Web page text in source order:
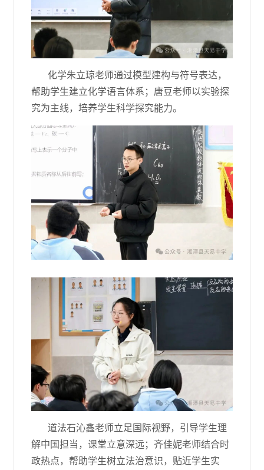
化学朱立琼老师通过模型建构与符号表达，
帮助学生建立化学语言体系；唐豆老师以实验探
究为主线，培养学生科学探究能力。
道法石沁鑫老师立足国际视野，引导学生理
解中国担当，课堂立意深远；齐佳妮老师结合时
政热点，帮助学生树立法治意识，贴近学生实